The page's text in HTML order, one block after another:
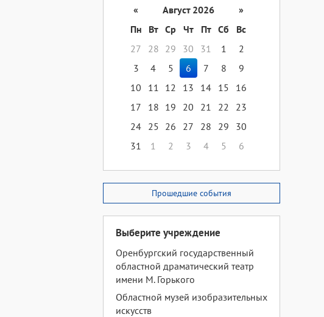
« Август 2026
»
Пн
Вт Ср Чт Пт Сб
Вс
27
28 29 30 31 1
2
3
4 5 6 7 8
9
10
11 12 13 14 15
16
17
18 19 20 21 22
23
24 25 26 27 28 29
30
31
1 2 3 4 5 6
Прошедшие события
Выберите учреждение
Оренбургский государственный
областной драматический театр
имени М. Горького
Областной музей изобразительных
искусств